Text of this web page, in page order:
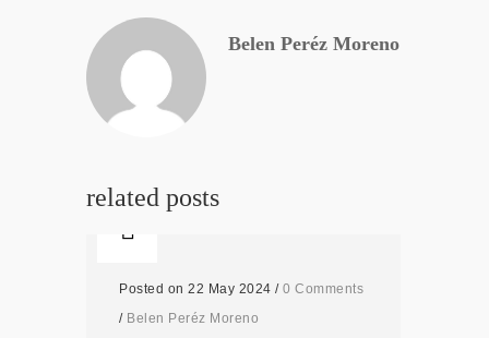
Belen Peréz Moreno
related posts
Posted on 22 May 2024 / 0 Comments
/ Belen Peréz Moreno